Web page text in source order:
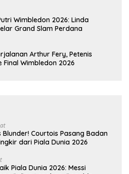
Wimbledon 2026: Linda
Grand Slam Perdana
Arthur Fery, Petenis
Final Wimbledon 2026
Blunder! Courtois Pasang Badan
dari Piala Dunia 2026
Piala Dunia 2026: Messi